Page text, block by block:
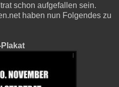
schon aufgefallen sein.
haben nun Folgendes zu